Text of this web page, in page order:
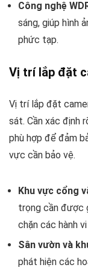
Công nghệ
sáng, giúp hình
phức tạp.
Vị trí lắp đặt
Vị trí lắp đặt
sát. Cần xác định
phù hợp để đảm
vực cần bảo vệ.
Khu vực cổng
trọng cần được
chặn các hành
Sân vườn và
phát hiện các